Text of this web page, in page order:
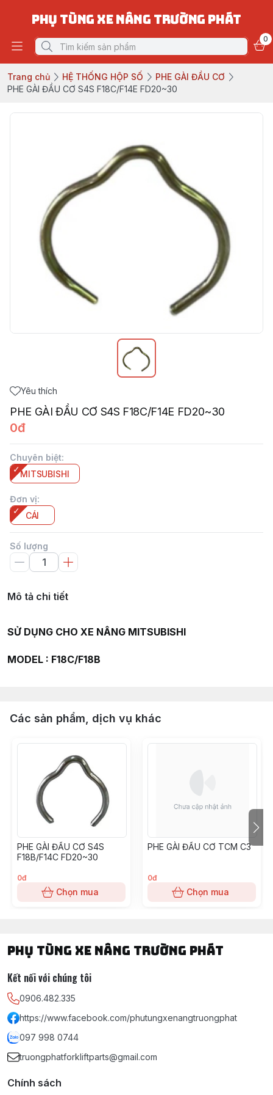
PHỤ TÙNG XE NÂNG TRƯỜNG PHÁT
0
Trang chủ HỆ THỐNG HỘP SỐ
PHE GÀI ĐẦU CƠ
PHE GÀI ĐẦU CƠ S4S F18C/F14E FD20~30
Yêu thích
PHE GÀI ĐẦU CƠ S4S F18C/F14E FD20~30
0đ
Chuyên biệt:
MITSUBISHI
Đơn vị:
CÁI
Số lượng
Mô tả chi tiết
SỬ DỤNG CHO XE NÂNG MITSUBISHI
MODEL : F18C/F18B
Các sản phẩm, dịch vụ khác
PHE GÀI ĐẦU CƠ S4S
F18B/F14C FD20~30
0đ
Chọn mua
PHE GÀI ĐẦU CƠ TCM C3
0đ
Chọn mua
PHỤ TÙNG XE NÂNG TRƯỜNG PHÁT
Kết nối với chúng tôi
0906.482.335
https://www.facebook.com/phutungxenangtruongphat
097 998 0744
truongphatforkliftparts@gmail.com
Chính sách